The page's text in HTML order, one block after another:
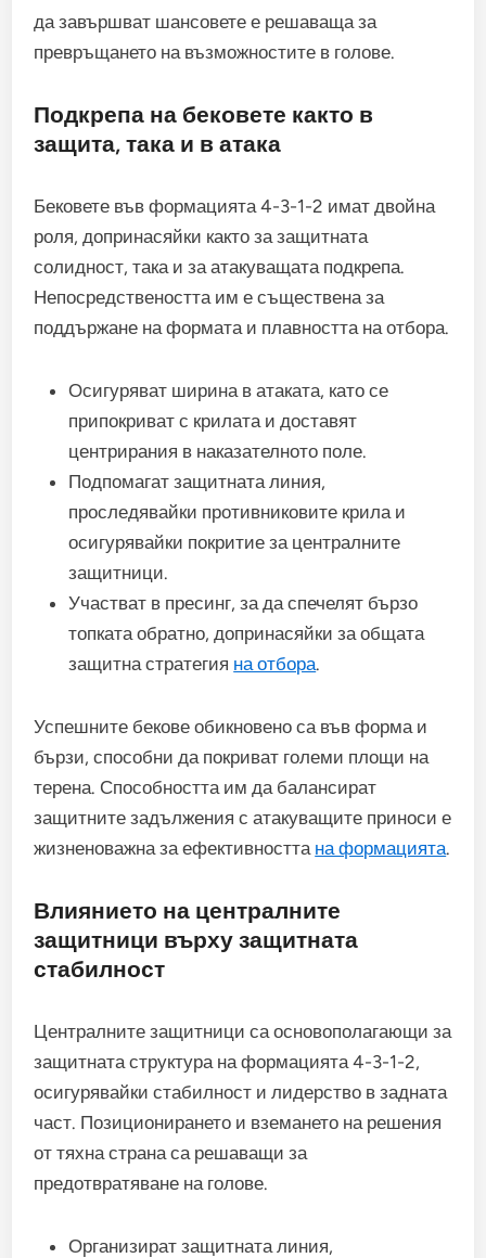
да завършват шансовете е решаваща за
превръщането на възможностите в голове.
Подкрепа на бековете както в
защита, така и в атака
Бековете във формацията 4-3-1-2 имат двойна
роля, допринасяйки както за защитната
солидност, така и за атакуващата подкрепа.
Непосредствеността им е съществена за
поддържане на формата и плавността на отбора.
Осигуряват ширина в атаката, като се
припокриват с крилата и доставят
центрирания в наказателното поле.
Подпомагат защитната линия,
проследявайки противниковите крила и
осигурявайки покритие за централните
защитници.
Участват в пресинг, за да спечелят бързо
топката обратно, допринасяйки за общата
защитна стратегия на отбора.
Успешните бекове обикновено са във форма и
бързи, способни да покриват големи площи на
терена. Способността им да балансират
защитните задължения с атакуващите приноси е
жизненоважна за ефективността на формацията.
Влиянието на централните
защитници върху защитната
стабилност
Централните защитници са основополагающи за
защитната структура на формацията 4-3-1-2,
осигурявайки стабилност и лидерство в задната
част. Позиционирането и вземането на решения
от тяхна страна са решаващи за
предотвратяване на голове.
Организират защитната линия,